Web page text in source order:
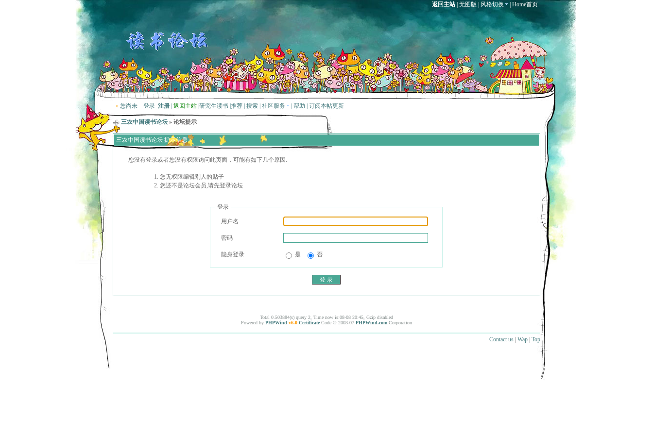
返回主站| 无图版 风格切换 Home首页
» 您尚未 登录 注册 返回主站 研究生读书 推荐 搜索 社区服务 帮助 订阅本帖更新
三农中国读书论坛 » 论坛提示
三农中国读书论坛 提示信息
您没有登录或者您没有权限访问此页面，可能有如下几个原因:
您无权限编辑别人的贴子
您还不是论坛会员,请先登录论坛
登录
用户名
密码
隐身登录 是 否
Total 0.503884(s) query 2, Time now is:08-08 20:45, Gzip disabled
Powered by PHPWind v6.0 Certificate Code © 2003-07 PHPWind.com Corporation
Contact us | Wap | Top